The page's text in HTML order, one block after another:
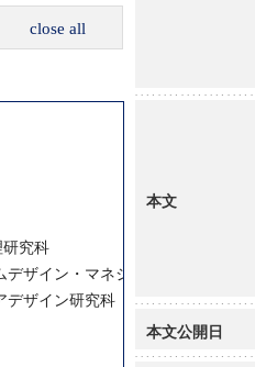
close all
究科
ザイン・マネジメント研究科
デザイン研究科
本文
本文公開日